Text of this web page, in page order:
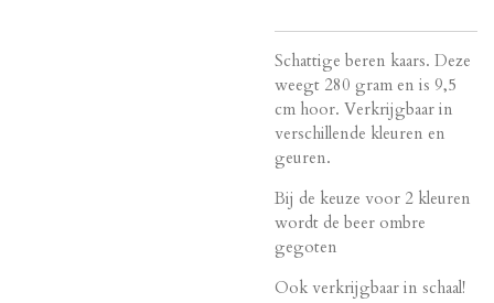
Schattige beren kaars. Deze
weegt 280 gram en is 9,5
cm hoor. Verkrijgbaar in
verschillende kleuren en
geuren.
Bij de keuze voor 2 kleuren
wordt de beer ombre
gegoten
Ook verkrijgbaar in schaal!